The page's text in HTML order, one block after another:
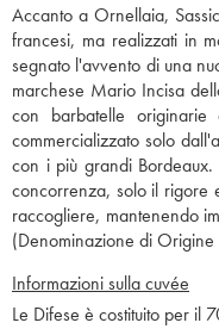
Accanto a Ornellaia,
francesi, ma realizzati in
segnato l'avvento di una
marchese Mario Incisa
con barbatelle originarie
commercializzato solo
con i più grandi Bordeaux.
concorrenza, solo il rigore
raccogliere, mantenendo
(Denominazione di
Informazioni sulla cuvée
Le Difese è costituito per il